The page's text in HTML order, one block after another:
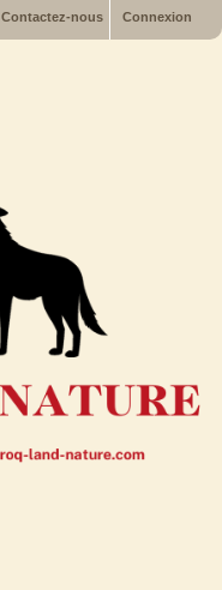
Connexion
Contactez-nous